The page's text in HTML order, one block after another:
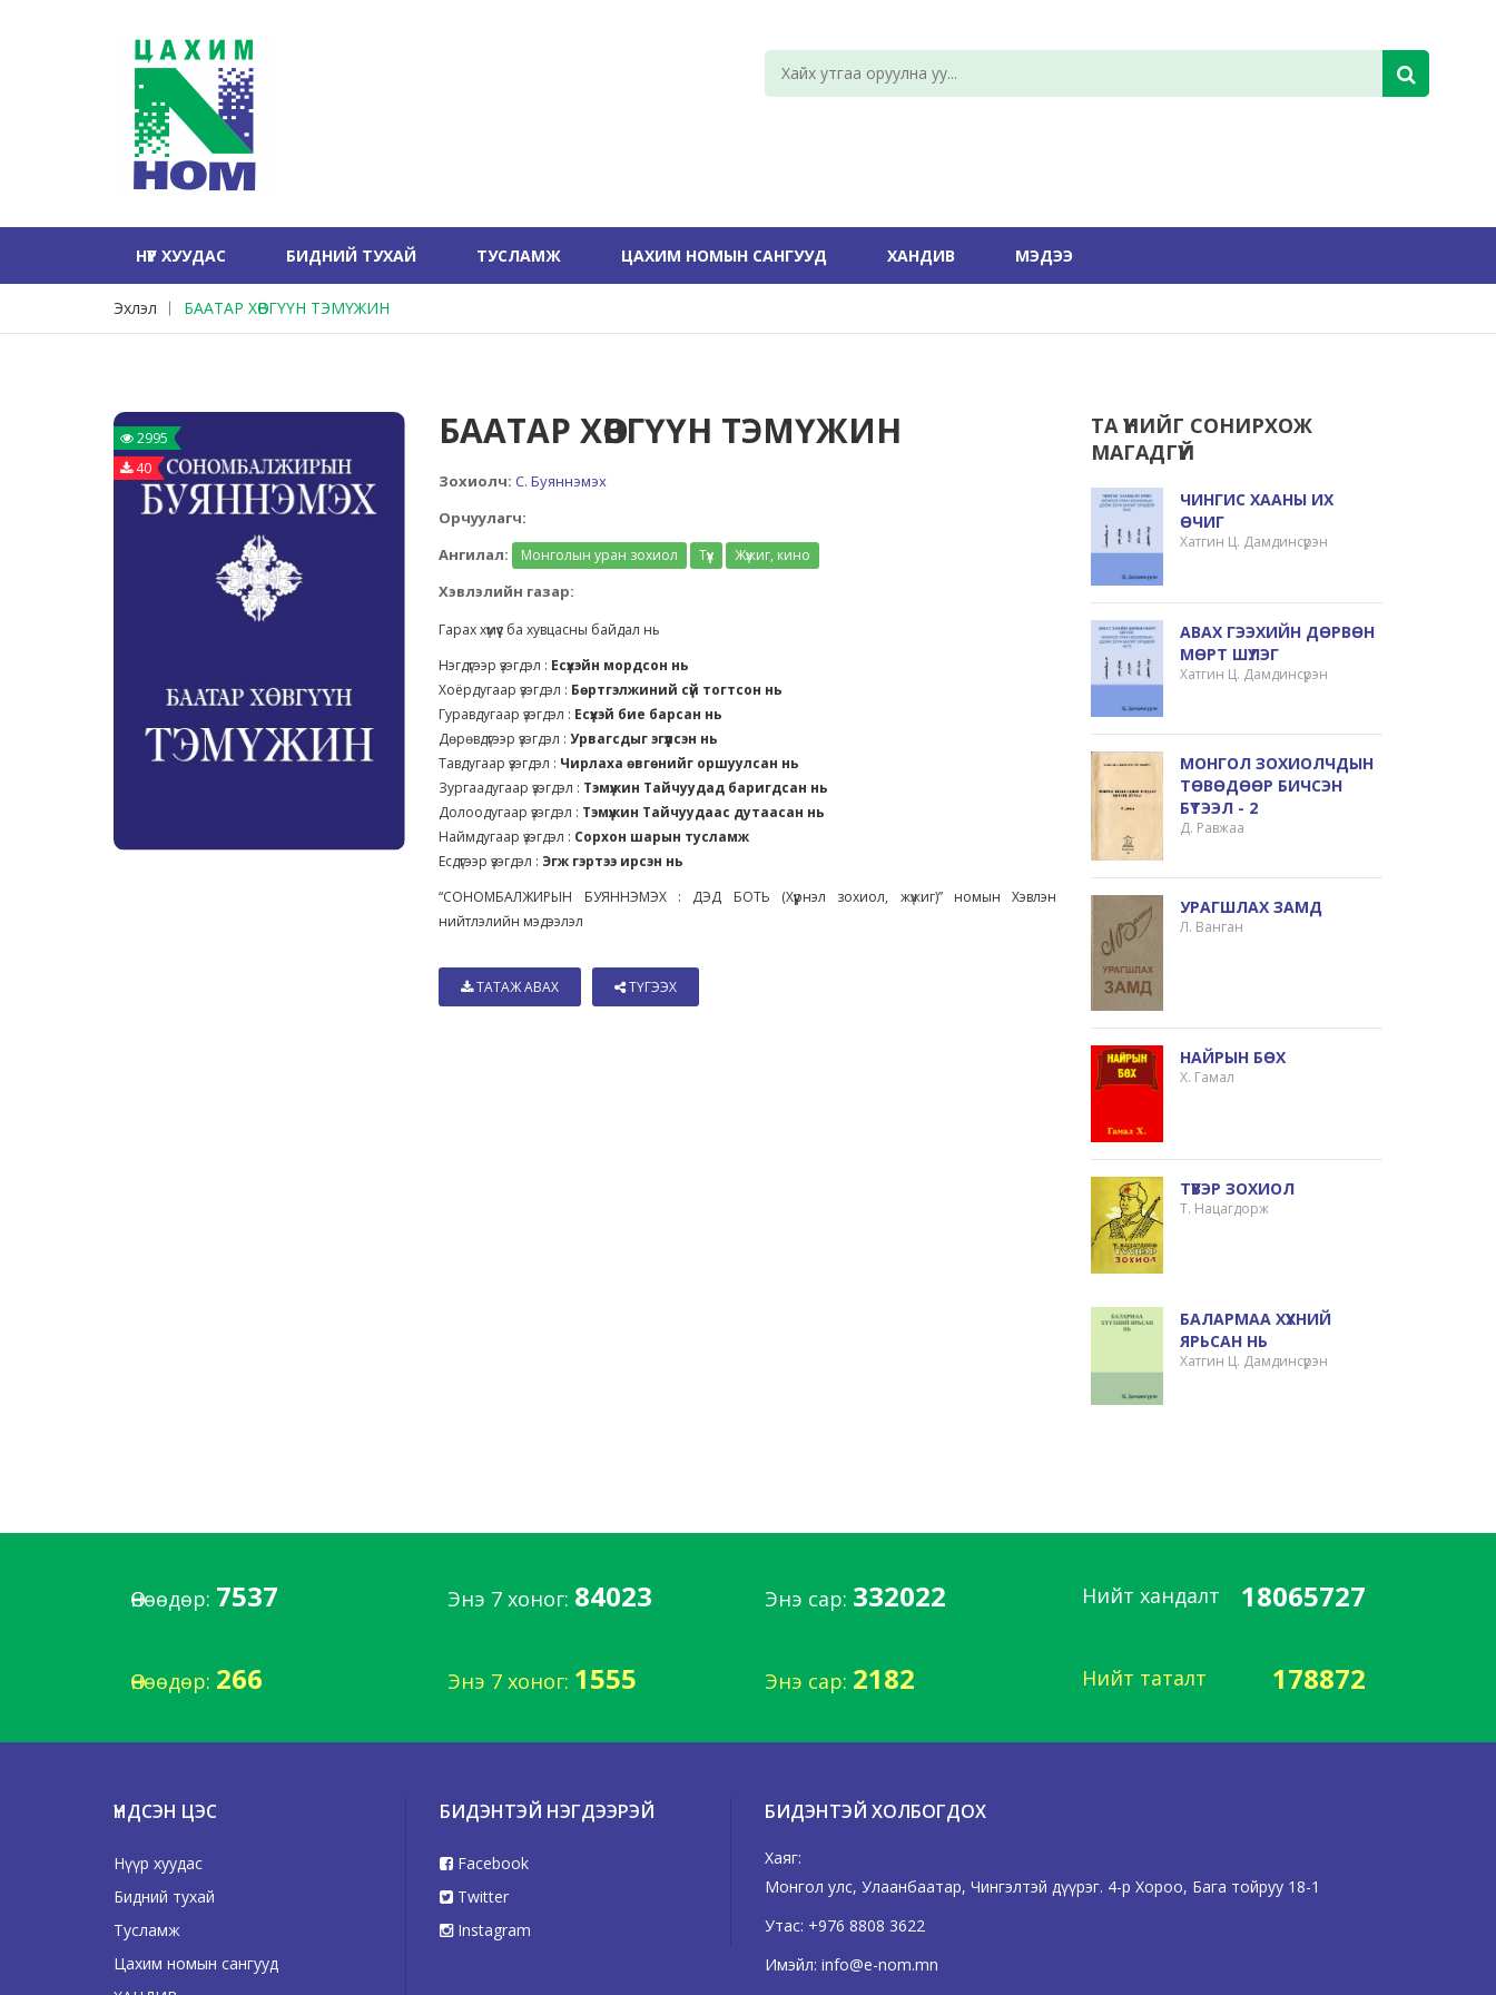
НҮҮР ХУУДАС БИДНИЙ ТУХАЙ ТУСЛАМЖ ЦАХИМ НОМЫН САНГУУД ХАНДИВ МЭДЭЭ
Эхлэл БААТАР ХӨВГҮҮН ТЭМҮЖИН
2995
40
БААТАР ХӨВГҮҮН ТЭМҮЖИН
Зохиолч: С. Буяннэмэх
Орчуулагч:
Ангилал:
Монголын уран зохиол Түүх Жүжиг, кино
Хэвлэлийн газар:
Гарах хүмүүс ба хувцасны байдал нь
Нэгдүгээр үзэгдэл : Есүхэйн мордсон нь
Хоёрдугаар үзэгдэл : Бөртгэлжиний сүй тогтсон нь
Гуравдугаар үзэгдэл : Есүхэй бие барсан нь
Дөрөвдүгээр үзэгдэл :Урвагсдыг эгүүлсэн нь
Тавдугаар үзэгдэл : Чирлаха өвгөнийг оршуулсан нь
Зургаадугаар үзэгдэл : Тэмүжин Тайчуудад баригдсан нь
Долоодугаар үзэгдэл : Тэмүжин Тайчуудаас дутаасан нь
Наймдугаар үзэгдэл : Сорхон шарын тусламж
Есдүгээр үзэгдэл : Эгж гэртээ ирсэн нь
“СОНОМБАЛЖИРЫН БУЯННЭМЭХ : ДЭД БОТЬ (Хүүрнэл зохиол, жүжиг)” номын Хэвлэн
нийтлэлийн мэдээлэл
ТАТАЖ АВАХ ТҮГЭЭХ
ТА ҮҮНИЙГ СОНИРХОЖ
МАГАДГҮЙ
ЧИНГИС ХААНЫ ИХ
ӨЧИГ
Хатгин Ц. Дамдинсүрэн
АВАХ ГЭЭХИЙН ДӨРВӨН
МӨРТ ШҮЛЭГ
Хатгин Ц. Дамдинсүрэн
МОНГОЛ ЗОХИОЛЧДЫН
ТӨВӨДӨӨР БИЧСЭН
БҮТЭЭЛ - 2
Д. Равжаа
УРАГШЛАХ ЗАМД
Л. Ванган
НАЙРЫН БӨХ
Х. Гамал
ТҮҮВЭР ЗОХИОЛ
Т. Нацагдорж
БАЛАРМАА ХҮҮХНИЙ
ЯРЬСАН НЬ
Хатгин Ц. Дамдинсүрэн
Өнөөдөр: 7537 Энэ 7 хоног: 84023 Энэ сар: 332022 Нийт хандалт 18065727
Өнөөдөр: 266 Энэ 7 хоног: 1555 Энэ сар: 2182 Нийт таталт 178872
ҮНДСЭН ЦЭС
Нүүр хуудас
Бидний тухай
Тусламж
Цахим номын сангууд
БИДЭНТЭЙ НЭГДЭЭРЭЙ
Facebook
Twitter
Instagram
БИДЭНТЭЙ ХОЛБОГДОХ
Хаяг:
Монгол улс, Улаанбаатар, Чингэлтэй дүүрэг. 4-р Хороо, Бага тойруу 18-1
Утас: +976 8808 3622
Имэйл: info@e-nom.mn